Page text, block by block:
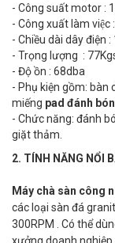
- Công suất motor :
- Công xuất làm việc
- Chiều dài dây điện :
- Trọng lượng :
- Độ ồn : 68dba
- Phụ kiện gồm: bàn
miếng pad đánh
- Chức năng: đánh
giặt thảm.
2. TÍNH NĂNG NỔI
Máy chà sàn công
các loại sàn đá
300RPM . Có thể